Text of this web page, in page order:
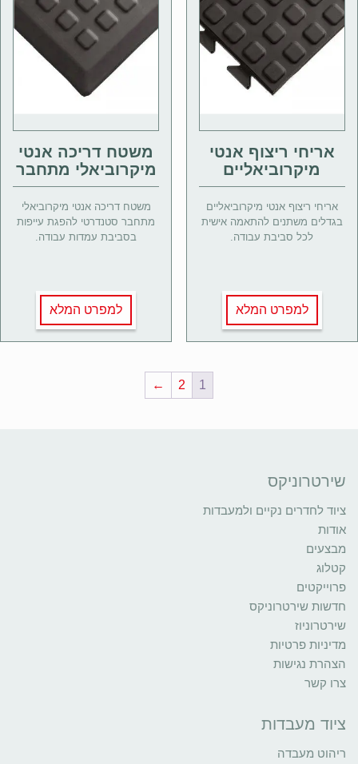
אריחי ריצוף אנטי
מיקרוביאליים
אריחי ריצוף אנטי מיקרוביאליים
בגדלים משתנים להתאמה אישית
לכל סביבת עבודה.
למפרט המלא
משטח דריכה אנטי
מיקרוביאלי מתחבר
משטח דריכה אנטי מיקרוביאלי
מתחבר סטנדרטי להפגת עייפות
בסביבת עמדות עבודה.
למפרט המלא
1
2
←
שירטרוניקס
ציוד לחדרים נקיים ולמעבדות
אודות
מבצעים
קטלוג
פרוייקטים
חדשות שירטרוניקס
שירטרוניוז
מדיניות פרטיות
הצהרת נגישות
צרו קשר
ציוד מעבדות
ריהוט מעבדה